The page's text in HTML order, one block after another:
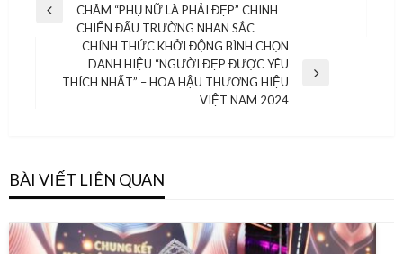
hướng
Previous
CHÂM “PHỤ NỮ LÀ PHẢI ĐẸP” CHINH
CHIẾN ĐẤU TRƯỜNG NHAN SẮC
Next
CHÍNH THỨC KHỞI ĐỘNG BÌNH CHỌN
DANH HIỆU “NGƯỜI ĐẸP ĐƯỢC YÊU
THÍCH NHẤT” – HOA HẬU THƯƠNG HIỆU
VIỆT NAM 2024
BÀI VIẾT LIÊN QUAN